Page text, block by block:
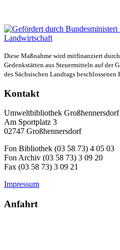
Diese Maßnahme wird mitfinanziert
Gedenkstätten aus Steuermitteln auf der
des Sächsischen Landtags beschlossenen
Kontakt
Umweltbibliothek Großhennersdorf
Am Sportplatz 3
02747 Großhennersdorf
Fon Bibliothek (03 58 73) 4 05 03
Fon Archiv (03 58 73) 3 09 20
Fax (03 58 73) 3 09 21
Impressum
Anfahrt